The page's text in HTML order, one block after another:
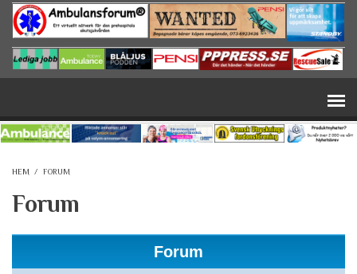
Hoppa till huvudinnehåll
HEM / FORUM
Forum